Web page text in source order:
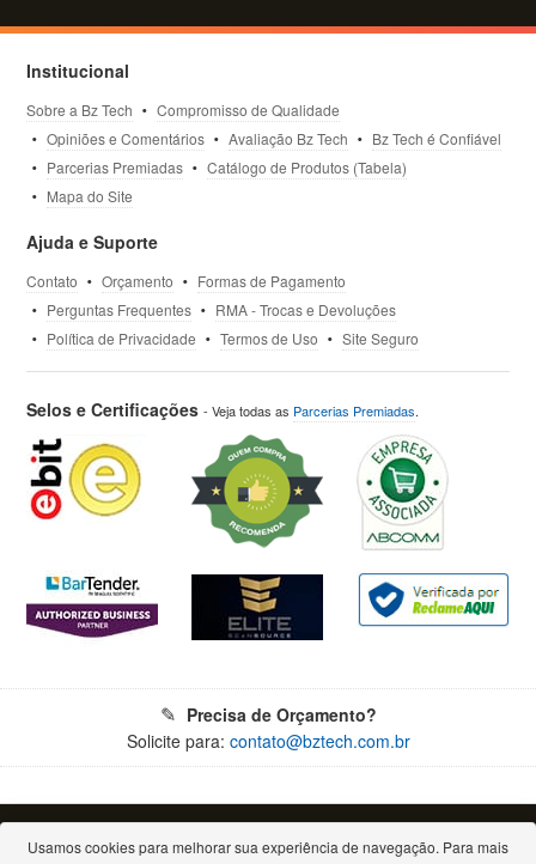
Institucional
Sobre a Bz Tech
Compromisso de Qualidade
Opiniões e Comentários
Avaliação Bz Tech
Bz Tech é Confiável
Parcerias Premiadas
Catálogo de Produtos (Tabela)
Mapa do Site
Ajuda e Suporte
Contato Orçamento
Formas de Pagamento
Perguntas Frequentes
RMA - Trocas e Devoluções
Política de Privacidade
Termos de Uso Site Seguro
Selos e Certificações- Veja todas as Parcerias Premiadas.
Precisa de Orçamento?
Solicite para: contato@bztech.com.br
© 2026 - Todos os direitos reservados. Proibida a reprodução total ou parcial.
Bz Tech Automação Comercial Ltda - CNPJ: 11.460.004/0001-79
Usamos cookies para melhorar sua experiência de navegação. Para mais